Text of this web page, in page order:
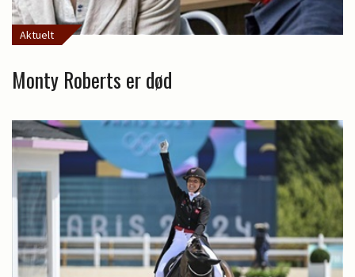
Aktuelt
Monty Roberts er død